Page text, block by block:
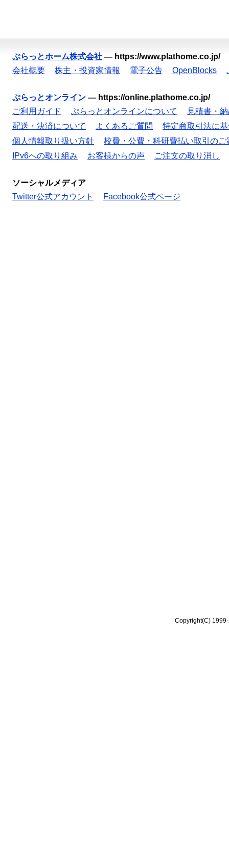
ぷらっとホーム株式会社 — https://www.plathome.co.jp/
会社概要
株主・投資家情報 電子公告 OpenBlocks
ぷらっとオンライン — https://online.plathome.co.jp/
ご利用ガイド
ぷらっとオンラインについて
見積書・
配送・決済について
よくあるご質問
特定商取引法に
個人情報取り扱い方針
校費・公費・科研費払い取引のご
IPv6への取り組み
お客様からの声 ご注文の取り消し
ソーシャルメディア
Twitter公式アカウント
Facebook公式ページ
Copyright(C)